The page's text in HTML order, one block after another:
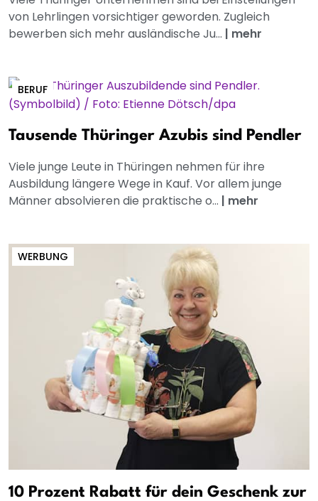
von Lehrlingen vorsichtiger geworden. Zugleich
bewerben sich mehr ausländische Ju... | mehr
BERUF
Tausende Thüringer Azubis sind Pendler
Viele junge Leute in Thüringen nehmen für ihre
Ausbildung längere Wege in Kauf. Vor allem junge
Männer absolvieren die praktische o... | mehr
WERBUNG
10 Prozent Rabatt für dein Geschenk zur